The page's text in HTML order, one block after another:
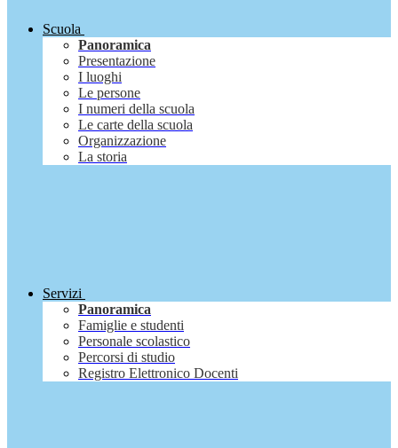
Scuola
Panoramica
Presentazione
I luoghi
Le persone
I numeri della scuola
Le carte della scuola
Organizzazione
La storia
Servizi
Panoramica
Famiglie e studenti
Personale scolastico
Percorsi di studio
Registro Elettronico Docenti